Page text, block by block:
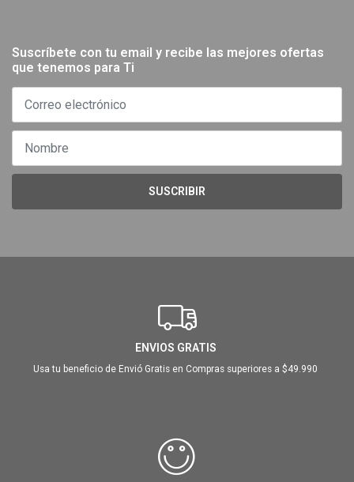
Suscríbete con tu email y recibe las mejores ofertas
que tenemos para Ti
SUSCRIBIR
ENVIOS GRATIS
Usa tu beneficio de Envió Gratis en Compras superiores a $49.990